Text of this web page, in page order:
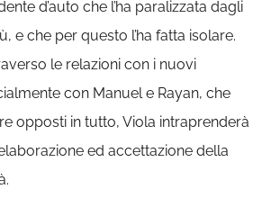
d’auto che l’ha paralizzata dagli
e che per questo l’ha fatta isolare.
le relazioni con i nuovi
con Manuel e Rayan, che
opposti in tutto, Viola intraprenderà
ed accettazione della